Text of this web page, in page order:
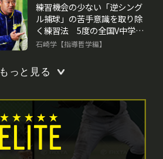
練習機会の少ない「逆シング
ル捕球」の苦手意識を取り除
く練習法 5度の全国V中学チ
ームの基礎練習
石崎学【指導哲学編】
もっと見る